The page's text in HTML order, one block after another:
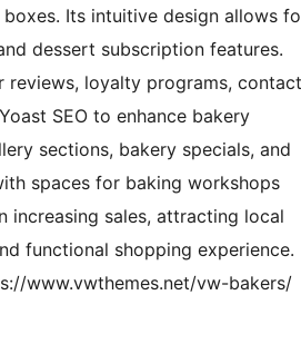
Its intuitive design allows
dessert subscription features.
loyalty programs, contact
SEO to enhance bakery
sections, bakery specials, and
spaces for baking workshops
increasing sales, attracting local
functional shopping experience.
www.vwthemes.net/vw-bakers/